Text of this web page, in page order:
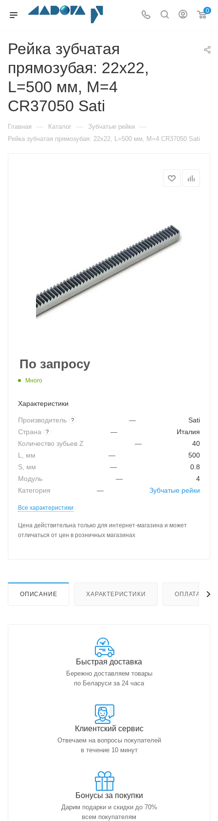
0
Рейка зубчатая
прямозубая: 22x22,
L=500 мм, M=4
CR37050 Sati
Главная — Каталог — Зубчатые рейки —
Рейка зубчатая прямозубая: 22x22, L=500 мм, M=4 CR37050 Sati
По запросу
Много
Характеристики
Производитель ? —
Sati
Страна
? —
Италия
Количество зубьев Z
—
40
L, мм
—
500
S, мм
—
0.8
Модуль
—
4
Категория
— Зубчатые рейки
Все характеристики
Цена действительна только для интернет-магазина и может
отличаться от цен в розничных магазинах
ОПИСАНИЕ ХАРАКТЕРИСТИКИ ОПЛАТА
Быстрая доставка
Бережно доставляем товары
по Беларуси за 24 часа
Клиентский сервис
Отвечаем на вопросы покупателей
в течение 10 минут
Бонусы за покупки
Дарим подарки и скидки до 70%
всем покупателям